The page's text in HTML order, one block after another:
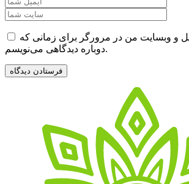
و وبسایت من در مرورگر برای زمانی که
دوباره دیدگاهی می‌نویسم.